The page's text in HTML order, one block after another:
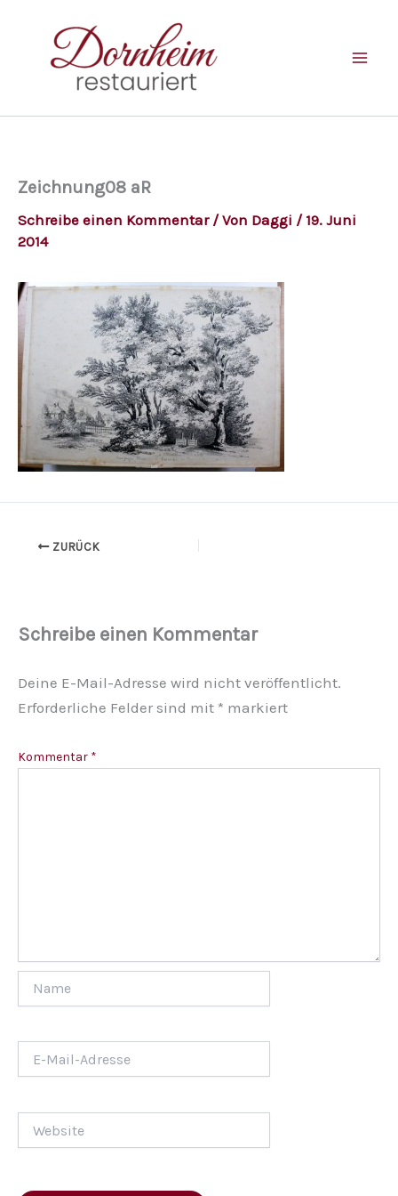
springen
Zeichnung08 aR
Schreibe einen Kommentar / Von Daggi / 19. Juni
2014
ZURÜCK
Schreibe einen Kommentar
Deine E-Mail-Adresse wird nicht veröffentlicht.
Erforderliche Felder sind mit * markiert
Kommentar *
Mail-